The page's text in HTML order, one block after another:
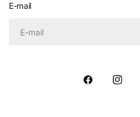
E-mail